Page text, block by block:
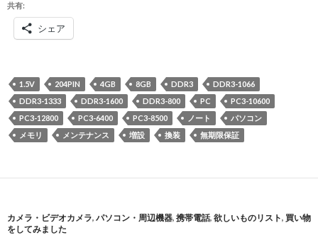
共有:
シェア
1.5V 204PIN 4GB 8GB DDR3
DDR3-1066
DDR3-1333
DDR3-1600 DDR3-800 PC
PC3-10600
PC3-12800
PC3-6400 PC3-8500 ノート
パソコン
メモリ
メンテナンス 増設 換装 無期限保証
カメラ・ビデオカメラ, パソコン・周辺機器, 携帯電話, 欲しいものリスト, 買い物
をしてみました